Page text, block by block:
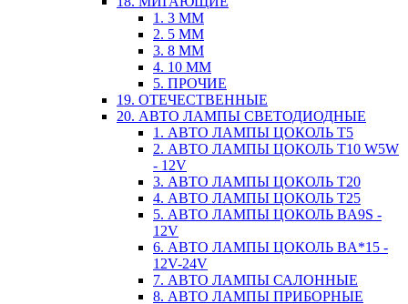
1. 3 ММ
2. 5 ММ
3. 8 ММ
4. 10 ММ
5. ПРОЧИЕ
19. ОТЕЧЕСТВЕННЫЕ
20. АВТО ЛАМПЫ СВЕТОДИОДНЫЕ
1. АВТО ЛАМПЫ ЦОКОЛЬ T5
2. АВТО ЛАМПЫ ЦОКОЛЬ T10 W5W
- 12V
3. АВТО ЛАМПЫ ЦОКОЛЬ T20
4. АВТО ЛАМПЫ ЦОКОЛЬ T25
5. АВТО ЛАМПЫ ЦОКОЛЬ BA9S -
12V
6. АВТО ЛАМПЫ ЦОКОЛЬ BA*15 -
12V-24V
7. АВТО ЛАМПЫ САЛОННЫЕ
8. АВТО ЛАМПЫ ПРИБОРНЫЕ